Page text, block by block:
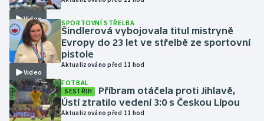
Lyže a snowboard
Moderní pětiboj
Motorsport
Olympijské hry
Video
Video
SPORTOVNÍ STŘELBA
Šindlerová vybojovala titul mistryně
Evropy do 23 let ve střelbě ze sportovní
pistole
Aktualizováno před 11 hod
FOTBAL
SESTŘIH
Příbram otáčela proti Jihlavě,
Ústí ztratilo vedení 3:0 s Českou Lípou
Aktualizováno před 11 hod